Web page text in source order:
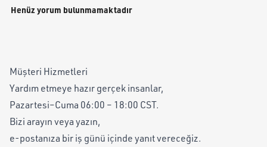
Henüz yorum bulunmamaktadır
Müşteri Hizmetleri
Yardım etmeye hazır gerçek insanlar,
Pazartesi–Cuma 06:00 – 18:00 CST.
Bizi arayın veya yazın,
e-postanıza bir iş günü içinde yanıt vereceğiz.